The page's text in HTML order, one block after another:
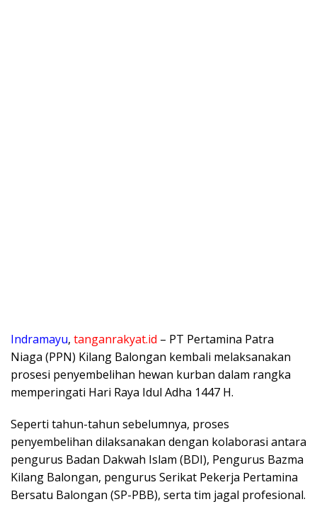
Indramayu, tanganrakyat.id – PT Pertamina Patra
Niaga (PPN) Kilang Balongan kembali melaksanakan
prosesi penyembelihan hewan kurban dalam rangka
memperingati Hari Raya Idul Adha 1447 H.
Seperti tahun-tahun sebelumnya, proses
penyembelihan dilaksanakan dengan kolaborasi antara
pengurus Badan Dakwah Islam (BDI), Pengurus Bazma
Kilang Balongan, pengurus Serikat Pekerja Pertamina
Bersatu Balongan (SP-PBB), serta tim jagal profesional.